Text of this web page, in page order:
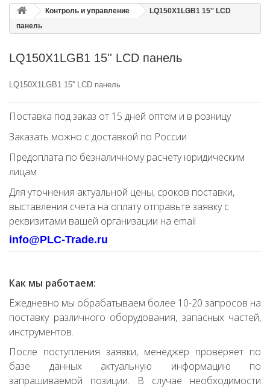
Контроль и управление
LQ150X1LGB1 15'' LCD
панель
LQ150X1LGB1 15'' LCD панель
LQ150X1LGB1 15'' LCD панель
Поставка под заказ от 15 дней оптом и в розницу
Заказать можно с доставкой по России
Предоплата по безналичному расчету юридическим
лицам
Для уточнения актуальной цены, сроков поставки,
выставления счета на оплату отправьте заявку с
реквизитами вашей организации на email
info@PLC-Trade.ru
Как мы работаем:
Ежедневно мы обрабатываем более 10-20 запросов на
поставку различного оборудования, запасных частей,
инструментов.
После поступления заявки, менеджер проверяет по
базе данных актуальную информацию по
запрашиваемой позиции. В случае необходимости